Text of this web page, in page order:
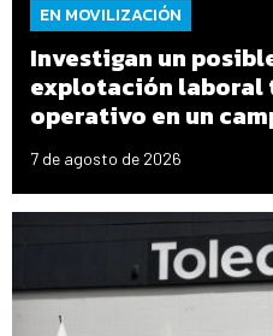
EN MOVILIZACIÓN
Investigan un
explotación laboral
operativo en un
7 de agosto de 2026